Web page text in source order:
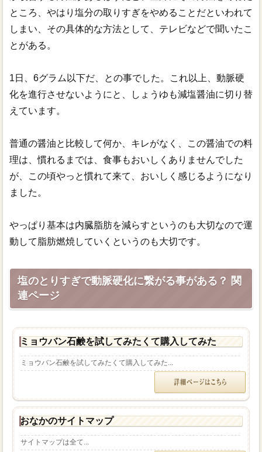
ところ、やはり塩分の取りすぎをやめることだといわれて
しまい、その具体的な方法として、テレビなどで聞いたこ
とがある。
1日、6グラム以下だ、との事でした。これ以上、動脈硬
化を進行させないようにと、しょうゆも減塩醤油に切り替
えています。
普通の醤油と比較して何か、キレがなく、この醤油での料
理は、慣れるまでは、食事もおいしくありませんでした
が、この頃やっと慣れて来て、おいしく感じるようになり
ました。
やっぱり基本は内臓脂肪を減らすというのも大切なので運
動して脂肪燃焼していくというのも大切です。
塩のとりすぎで動脈硬化に繋がる事がある？ 関
連ページ
ミョウバン石鹸を試してみたくて購入してみた
ミョウバン石鹸を試してみたくて購入してみた...
おなかのサイトマップ
サイトマップは全て...